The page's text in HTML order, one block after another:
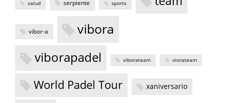
salud serpiente sports
vibor-a vibora
viborapadel viborateam viorateam
World Padel Tour xaniversario